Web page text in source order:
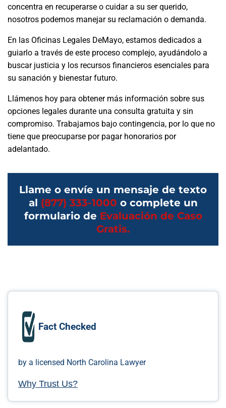
concentra en recuperarse o cuidar a su ser querido,
nosotros podemos manejar su reclamación o demanda.
En las Oficinas Legales DeMayo, estamos dedicados a
guiarlo a través de este proceso complejo, ayudándolo a
buscar justicia y los recursos financieros esenciales para
su sanación y bienestar futuro.
Llámenos hoy para obtener más información sobre sus
opciones legales durante una consulta gratuita y sin
compromiso. Trabajamos bajo contingencia, por lo que no
tiene que preocuparse por pagar honorarios por
adelantado.
Llame o envíe un mensaje de texto
al (877) 333-1000 o complete un
formulario de Evaluación de Caso
Gratis.
Fact Checked
by a licensed North Carolina Lawyer
Why Trust Us?